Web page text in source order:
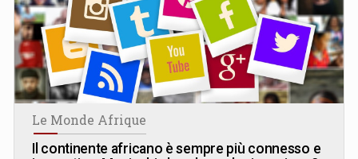
Le Monde Afrique
Il continente africano è sempre più connesso e